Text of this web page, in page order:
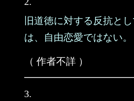
旧道徳に対する反抗と
は、自由恋愛ではない。
（ 作者不詳 ）
3.